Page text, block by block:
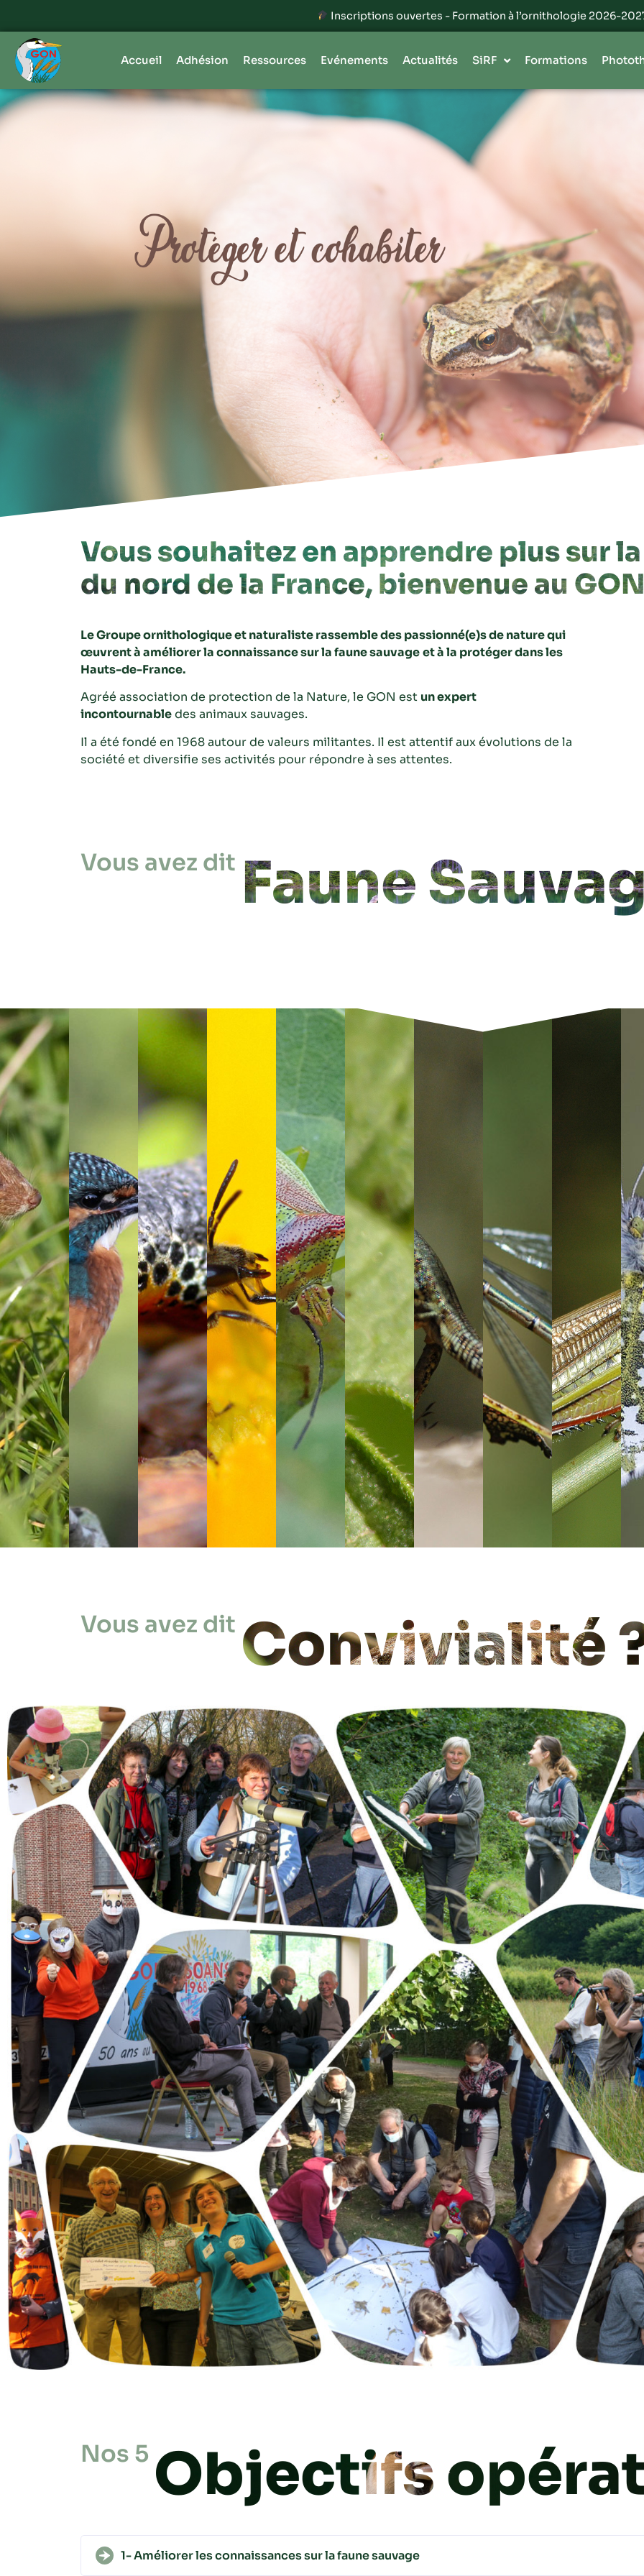
Inscriptions ouvertes - Formation à l’ornithologie 2026-2027 | Classes à Lille et Le
Accueil Adhésion Ressources Evénements Actualités SiRF Formations
Vous souhaitez en apprendre plus sur
du nord de la France, bienvenue au
Le Groupe ornithologique et naturaliste rassemble des passionné(e)s de nature qui
œuvrent à améliorer la connaissance sur la faune sauvageet à la protéger dans les
Hauts-de-France.
Agréé association de protection de la Nature, le GON est un expert
incontournabledes animaux sauvages.
Il a été fondé en 1968 autour de valeurs militantes. Il est attentif aux évolutions de la
société et diversifie ses activités pour répondre à ses attentes.
Vous avez dit Faune
Vous avez dit Convivialité
Nos 5 Objectifs
1- Améliorer les connaissances sur la faune sauvage